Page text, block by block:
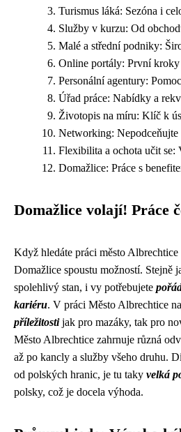
Turismus láká: Sezóna i
Služby v kurzu: Od
Malé a střední podniky:
Online portály: První kroky
Personální agentury:
Úřad práce: Nabídky a
Životopis na míru: Klíč k
Networking: Nepodceňujte
Flexibilita a ochota učit se:
Domažlice: Práce s
Domažlice volají! Práce
Když hledáte práci město
Domažlice spoustu možností. Stejně
spolehlivý stan, i vy potřebujete
kariéru. V práci Město Albrechtice
příležitostijak pro mazáky, tak pro
Město Albrechtice zahrnuje různá
až po kancly a služby všeho druhu.
od polských hranic, je tu taky velká
polsky, což je docela výhoda.